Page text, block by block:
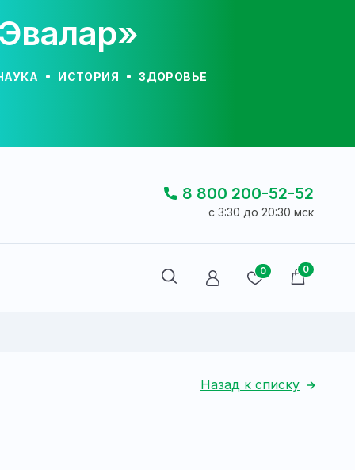
ИСТОРИЯ ЗДОРОВЬЕ
8 800 200-52-52
c 3:30 до 20:30 мск
0 0
Назад к списку